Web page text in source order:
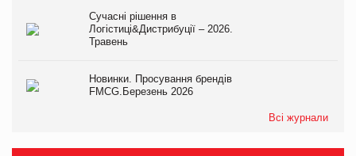
Сучасні рішення в
Логістиці&Дистрибуції – 2026.
Травень
Новинки. Просування брендів
FMCG.Березень 2026
Всі журнали